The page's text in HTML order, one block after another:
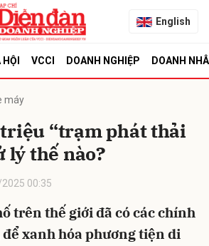
English
VCCI DOANH NGHIỆP DOANH
máy
“trạm phát thải
lý thế nào?
00:35
trên thế giới đã có các chính
xanh hóa phương tiện di
Hủy